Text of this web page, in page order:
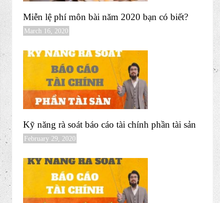
Miễn lệ phí môn bài năm 2020 bạn có biết?
March 16, 2020
Kỹ năng rà soát báo cáo tài chính phần tài sản
February 29, 2020